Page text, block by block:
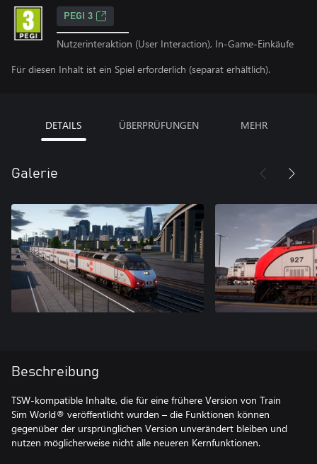
PEGI 3
Nutzerinteraktion (User Interaction), In-Game-Einkäufe
Für diesen Inhalt ist ein Spiel erforderlich (separat erhältlich).
DETAILS ÜBERPRÜFUNGEN MEHR
Galerie
Beschreibung
TSW-kompatible Inhalte, die für eine frühere Version von Train
Sim World® veröffentlicht wurden – die Funktionen können
gegenüber der ursprünglichen Version unverändert bleiben und
nutzen möglicherweise nicht alle neueren Kernfunktionen.